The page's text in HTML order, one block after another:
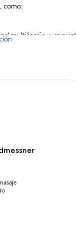
como:
multilingüe y un
características
de limpieza diario